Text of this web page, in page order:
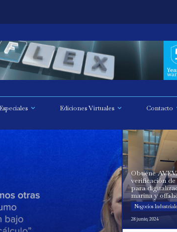
Ediciones Virtuales Contacto
Obtiene
verificación
para
marina y
Negocios
28 junio, 2024